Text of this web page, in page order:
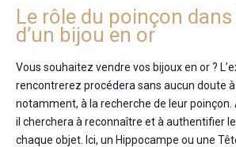
Le rôle du poinçon
d’un bijou en or
Vous souhaitez vendre vos bijoux en or ?
rencontrerez procédera sans aucun doute
notamment, à la recherche de leur poinçon.
il cherchera à reconnaître et à authentifier
chaque objet. Ici, un Hippocampe ou une